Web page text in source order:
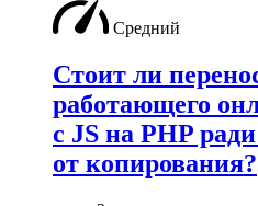
Средний
Стоит ли
работающего
с JS на PHP
от копирования?